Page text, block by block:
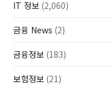
IT 정보 (2,060)
금융 News (2)
금융정보 (183)
보험정보 (21)